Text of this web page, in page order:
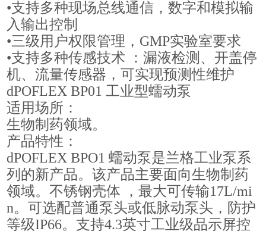
•支持多种现场总线通信，数字和模拟输
入输出控制
•三级用户权限管理，GMP实验室要求
•支持多种传感技术 ：漏液检测、开盖停
机、流量传感器，可实现预测性维护
dPOFLEX BP01 工业型蠕动泵
适用场所：
生物制药领域。
产品特性：
dPOFLEX BPO1 蠕动泵是兰格工业泵系
列的新产品。该产品主要面向生物制药
领域。不锈钢壳体 ，最大可传输17L/mi
n。可选配普通泵头或低脉动泵头，防护
等级IP66。支持4.3英寸工业级品示屏控